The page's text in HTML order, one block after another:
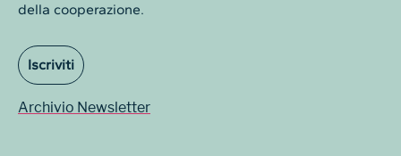
della cooperazione.
Iscriviti
Archivio Newsletter